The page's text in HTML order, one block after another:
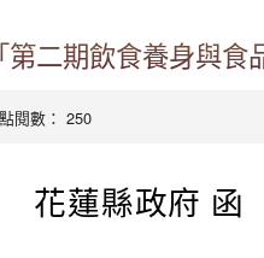
二期飲食養身與食
閱數： 250
花蓮縣政府 函